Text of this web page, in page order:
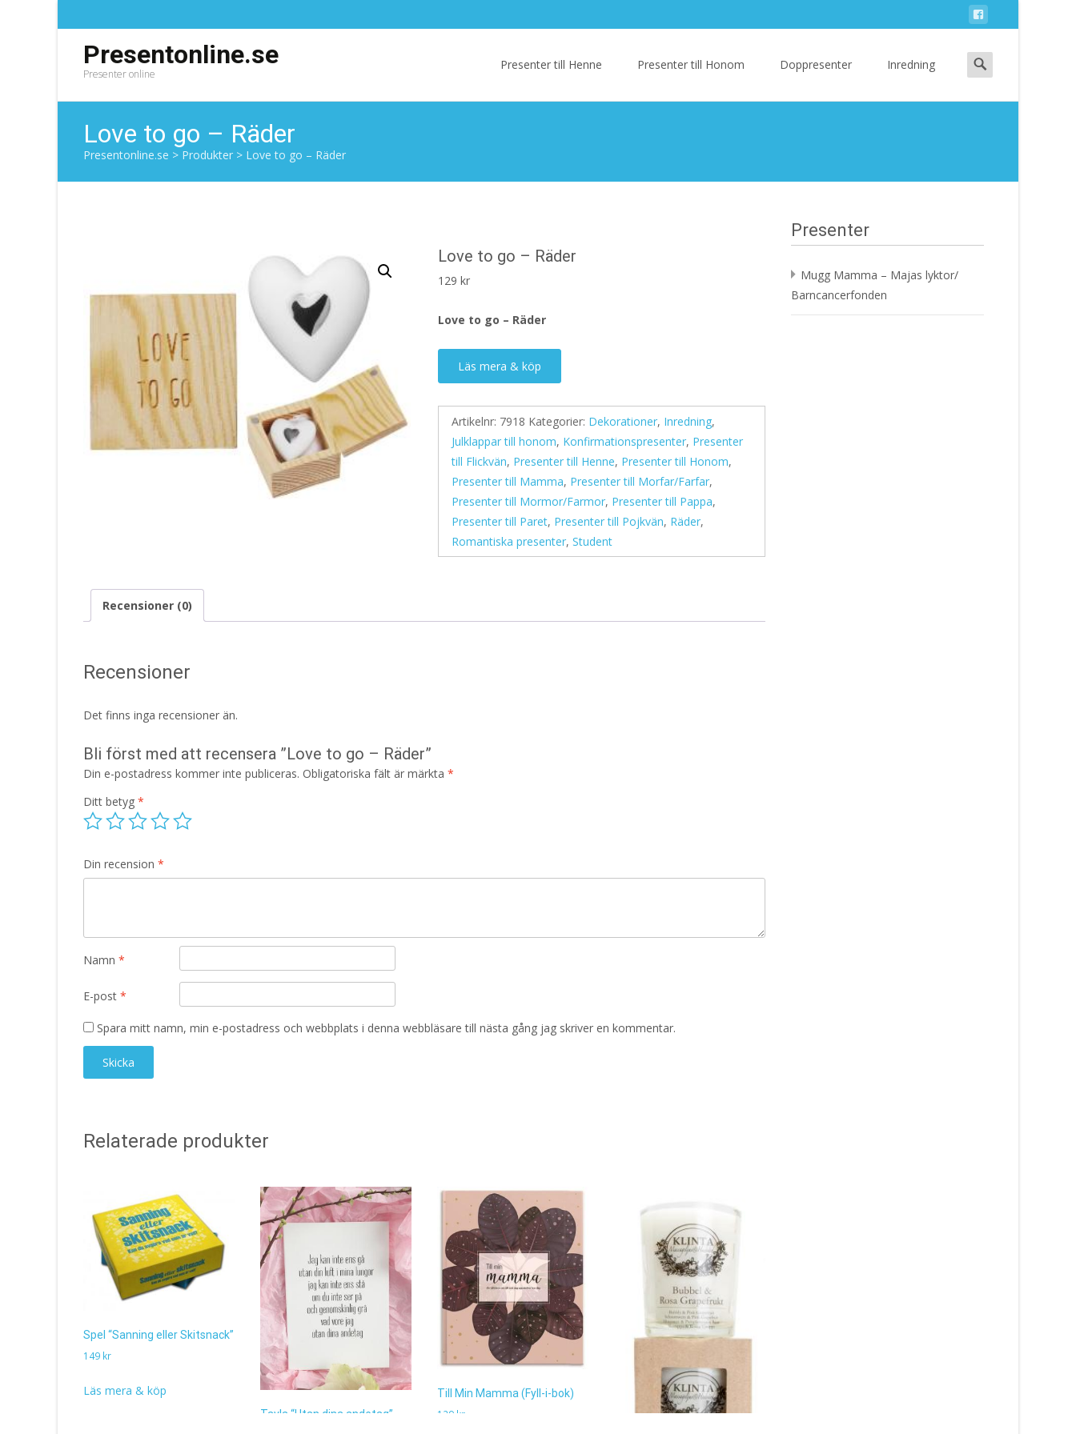
Presentonline.se
Presenter online
Presenter till Henne Presenter till Honom Doppresenter Inredning
Search
for:
Love to go – Räder
Presentonline.se > Produkter > Love to go – Räder
Love to go – Räder
129kr
Love to go – Räder
Läs mera & köp
Artikelnr: 7918 Kategorier: Dekorationer, Inredning,
Julklappar till honom, Konfirmationspresenter, Presenter
till Flickvän, Presenter till Henne, Presenter till Honom,
Presenter till Mamma, Presenter till Morfar/Farfar,
Presenter till Mormor/Farmor, Presenter till Pappa,
Presenter till Paret, Presenter till Pojkvän, Räder,
Romantiska presenter,Student
Recensioner (0)
Recensioner
Det finns inga recensioner än.
Bli först med att recensera ”Love to go – Räder”
Din e-postadress kommer inte publiceras. Obligatoriska fält är märkta *
Ditt betyg *
Din recension *
Namn *
E-post *
Spara mitt namn, min e-postadress och webbplats i denna webbläsare till nästa gång jag skriver en kommentar.
Relaterade produkter
Spel “Sanning eller Skitsnack”
149 kr
Läs mera & köp
Tavla “Utan dina andetag”
Till Min Mamma (Fyll-i-bok)
129 kr
Presenter
Mugg Mamma – Majas lyktor/
Barncancerfonden